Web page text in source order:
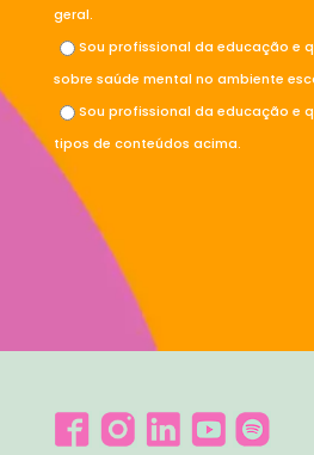
geral.
Sou profissional da educação e
sobre saúde mental no ambiente
Sou profissional da educação e
tipos de conteúdos acima.